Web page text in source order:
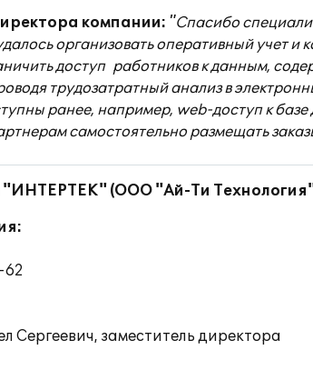
компании: "Спасибо
организовать оперативный учет и
доступ работников к данным,
трудозатратный анализ в
ранее, например, web-доступ к
самостоятельно размещать
"ИНТЕРТЕК" (ООО "Ай-Ти
62
Сергеевич, заместитель директора